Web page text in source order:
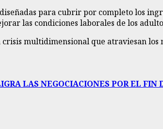
para cubrir por completo los
las condiciones laborales de los
multidimensional que atraviesan los
LAS NEGOCIACIONES POR EL FIN